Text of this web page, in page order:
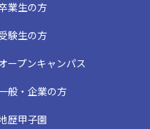
業生の方
験生の方
ープンキャンパス
般・企業の方
歴甲子園